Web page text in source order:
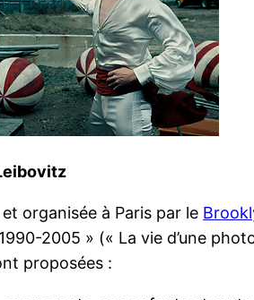
organisée à Paris par le
2005 » (« La vie d’une
proposées :